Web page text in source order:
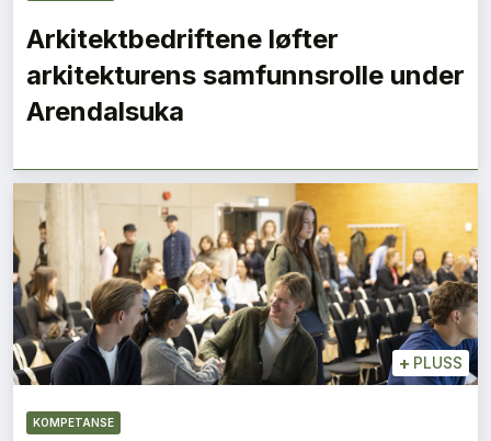
Arkitektbedriftene løfter
arkitekturens samfunnsrolle under
Arendalsuka
+ PLUSS
KOMPETANSE